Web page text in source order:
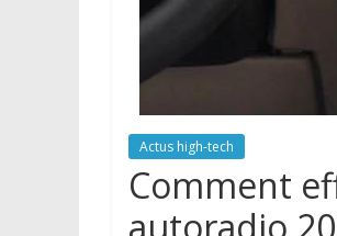
Actus high-tech
Comment